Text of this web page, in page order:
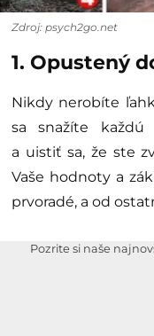
Zdroj: psych2go.net
1. Opustený
Nikdy nerobíte
sa snažíte každú
a uistiť sa, že ste
Vaše hodnoty a
prvoradé, a od
Pozrite si naše